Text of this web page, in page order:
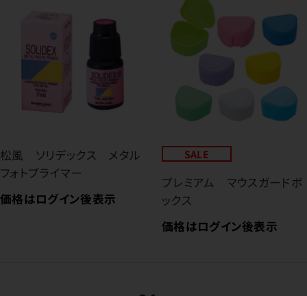
松風 ソリデックス メタル
フォトプライマー
価格はログイン後表示
SALE
プレミアム マウスガードボ
ックス
価格はログイン後表示